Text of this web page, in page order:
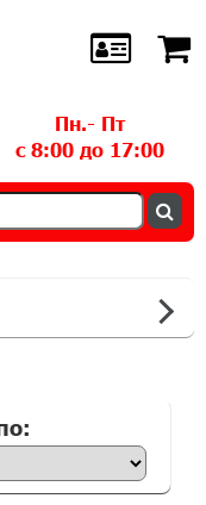
Пн.- Пт
с 8:00 до 17:00